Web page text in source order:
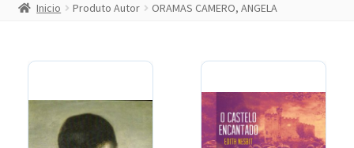
Inicio Produto Autor ORAMAS CAMERO, ANGELA